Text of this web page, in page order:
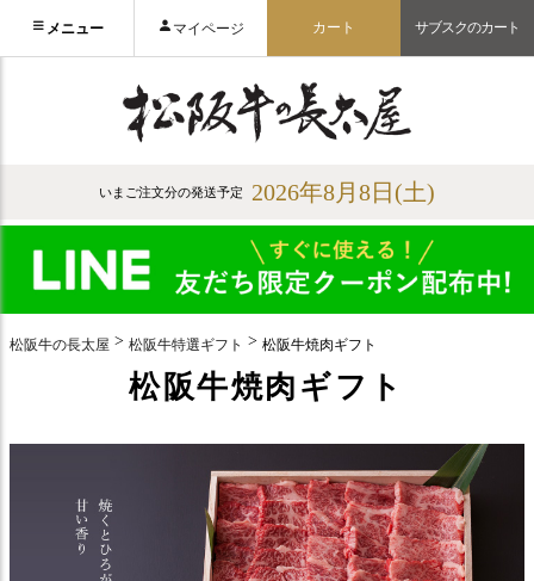
メニュー マイページ カート サブスクのカート
いまご注文分の発送予定 2026年8月8日(土)
松阪牛の長太屋 松阪牛特選ギフト 松阪牛焼肉ギフト
松阪牛焼肉ギフト